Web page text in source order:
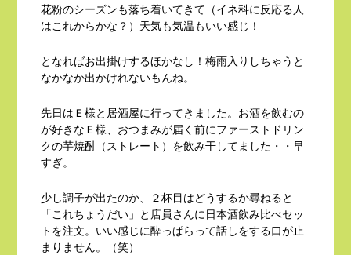
花粉のシーズンも落ち着いてきて（イネ科に反応る人
はこれからかな？）天気も気温もいい感じ！
となればお出掛けするほかなし！梅雨入りしちゃうと
なかなか出かけれないもんね。
先日はＥ様と居酒屋に行ってきました。お酒を飲むの
が好きなＥ様、おつまみが届く前にファーストドリン
クの芋焼酎（ストレート）を飲み干してました・・早
すぎ。
少し調子が出たのか、２杯目はどうするか尋ねると
「これちょうだい」と店員さんに日本酒飲み比べセッ
トを注文。いい感じに酔っぱらって話しをする口が止
まりません。（笑）